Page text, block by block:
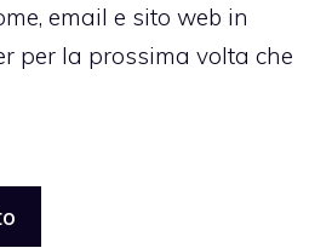
email e sito web in
per la prossima volta che